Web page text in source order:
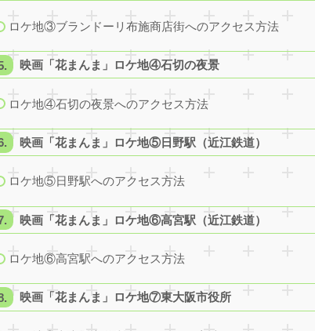
ロケ地③ブランドーリ布施商店街へのアクセス方法
映画「花まんま」ロケ地④石切の夜景
ロケ地④石切の夜景へのアクセス方法
映画「花まんま」ロケ地⑤日野駅（近江鉄道）
ロケ地⑤日野駅へのアクセス方法
映画「花まんま」ロケ地⑥高宮駅（近江鉄道）
ロケ地⑥高宮駅へのアクセス方法
映画「花まんま」ロケ地⑦東大阪市役所